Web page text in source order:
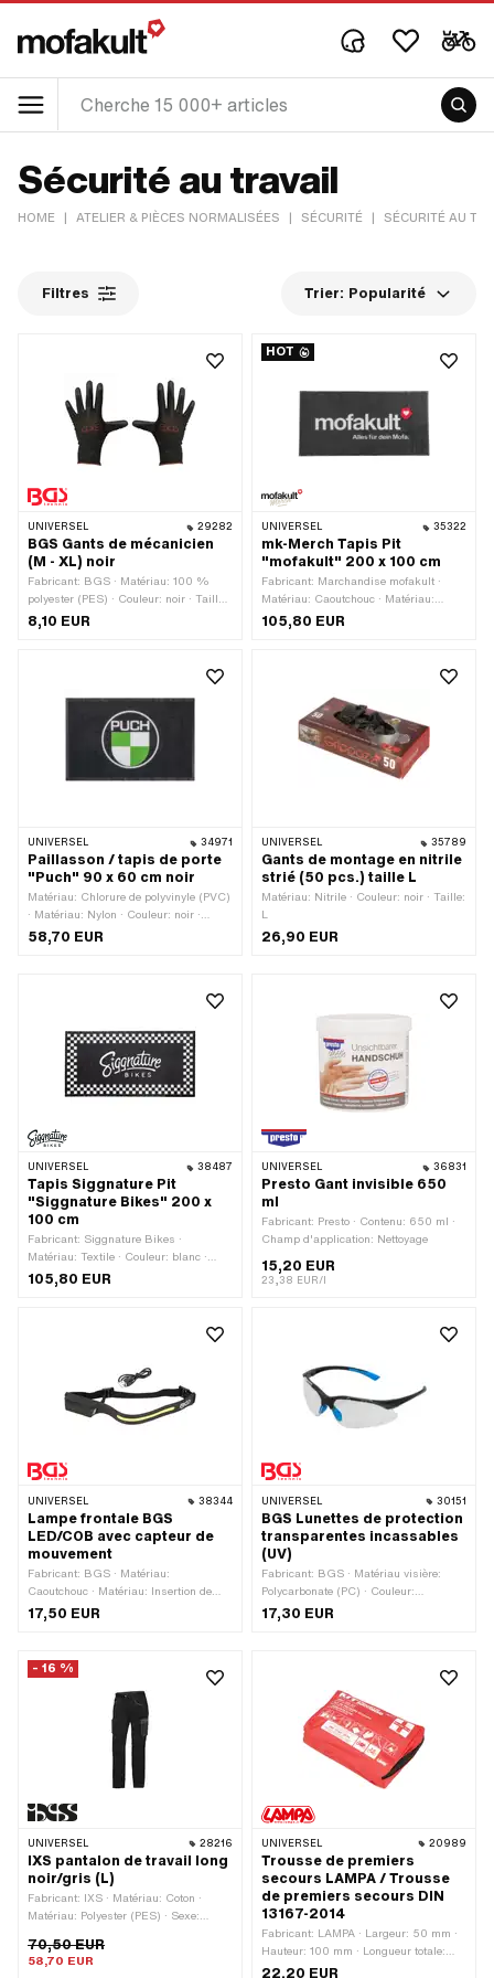
Sécurité au travail
HOME | ATELIER & PIÈCES NORMALISÉES | SÉCURITÉ | SÉCURITÉ AU
Filtres Trier: Popularité
UNIVERSEL 29282
BGS Gants de mécanicien
(M - XL) noir
Fabricant: BGS · Matériau: 100 %
polyester (PES) · Couleur: noir · Taille:
L · Taille: M · Taille: XL · Taille: XXL
8,10 EUR
HOT
UNIVERSEL 35322
mk-Merch Tapis Pit
"mofakult" 200 x 100 cm
Fabricant: Marchandise mofakult ·
Matériau: Caoutchouc · Matériau:
Textile · Couleur: blanc · Couleur: noir ·
105,80 EUR
UNIVERSEL 34971
Paillasson / tapis de porte
"Puch" 90 x 60 cm noir
Matériau: Chlorure de polyvinyle (PVC)
· Matériau: Nylon · Couleur: noir ·
Largeur: 900 mm · Longueur totale:
58,70 EUR
UNIVERSEL 35789
Gants de montage en nitrile
strié (50 pcs.) taille L
Matériau: Nitrile · Couleur: noir · Taille:
L
26,90 EUR
UNIVERSEL 38487
Tapis Siggnature Pit
"Siggnature Bikes" 200 x
100 cm
Fabricant: Siggnature Bikes ·
Matériau: Textile · Couleur: blanc ·
Couleur: noir · Largeur: 1000 mm ·
105,80 EUR
UNIVERSEL 36831
Presto Gant invisible 650
ml
Fabricant: Presto · Contenu: 650 ml ·
Champ d'application: Nettoyage
15,20 EUR
23,38 EUR/l
UNIVERSEL 38344
Lampe frontale BGS
LED/COB avec capteur de
mouvement
Fabricant: BGS · Matériau:
Caoutchouc · Matériau: Insertion de
tissu · Tension: 4 V · Couleur: noir ·
Longueur du câble: 500 mm · Champ
Champ d'application: Intervention sur
la voie publique · Champ d'application:
Outillage électrique
17,50 EUR
UNIVERSEL 30151
BGS Lunettes de protection
transparentes incassables
(UV)
Fabricant: BGS · Matériau visière:
Polycarbonate (PC) · Couleur:
transparent · Propriété du verre:
incassable · Champ d'application:
17,30 EUR
- 16 %
UNIVERSEL 28216
IXS pantalon de travail long
noir/gris (L)
Fabricant: IXS · Matériau: Coton ·
Matériau: Polyester (PES) · Sexe:
· Taille: L · Taille: M · Taille: S · Taille:
XL
70,50 EUR
58,70 EUR
UNIVERSEL 20989
Trousse de premiers
secours LAMPA / Trousse
de premiers secours DIN
13167-2014
Fabricant: LAMPA · Largeur: 50 mm ·
Hauteur: 100 mm · Longueur totale:
150 mm
22,20 EUR